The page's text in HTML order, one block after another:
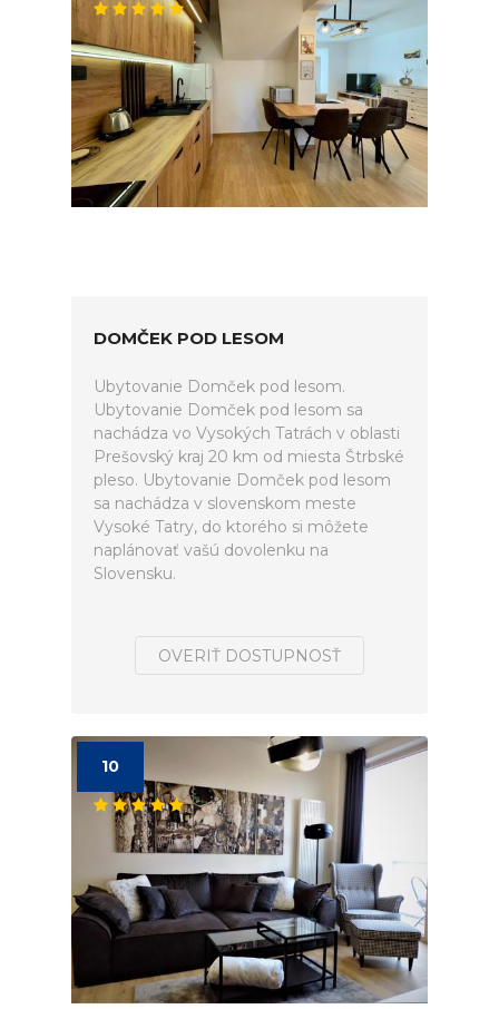
DOMČEK POD LESOM
Ubytovanie Domček pod lesom.
Ubytovanie Domček pod lesom sa
nachádza vo Vysokých Tatrách v oblasti
Prešovský kraj 20 km od miesta Štrbské
pleso. Ubytovanie Domček pod lesom
sa nachádza v slovenskom meste
Vysoké Tatry, do ktorého si môžete
naplánovať vašú dovolenku na
Slovensku.
OVERIŤ DOSTUPNOSŤ
10